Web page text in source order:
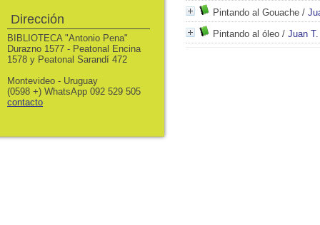
Pintando al Gouache /
Pintando al óleo / Juan
Dirección
BIBLIOTECA "Antonio Pena"
Durazno 1577 - Peatonal Encina
1578 y Peatonal Sarandí 472
Montevideo - Uruguay
(0598 +) WhatsApp 092 529 505
contacto